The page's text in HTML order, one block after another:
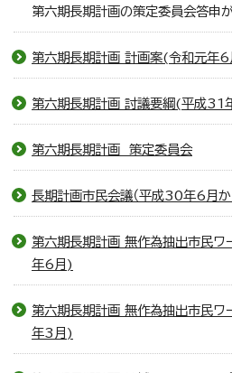
第六期長期計画の策定委員会答申が
第六期長期計画 計画案(令和元年6
第六期長期計画 討議要綱(平成31
第六期長期計画 策定委員会
長期計画市民会議（平成30年6月か
第六期長期計画 無作為抽出市民
年6月)
第六期長期計画 無作為抽出市民ワ
年3月)